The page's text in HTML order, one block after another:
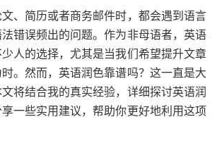
、简历或者商务邮件时，都会遇到语言
错误频出的问题。作为非母语者，英语
人的选择，尤其是当我们希望提升文章
。然而，英语润色靠谱吗？这一直是大
将结合我的真实经验，详细探讨英语润
一些实用建议，帮助你更好地利用这项